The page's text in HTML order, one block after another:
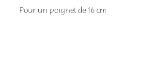
Pour un poignet de 16 cm